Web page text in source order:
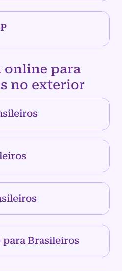
online para
no exterior
Brasileiros